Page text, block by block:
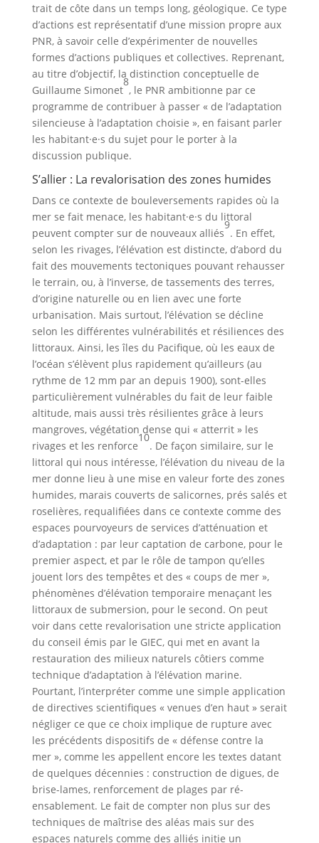
trait de côte dans un temps long, géologique. Ce type
d’actions est représentatif d’une mission propre aux
PNR, à savoir celle d’expérimenter de nouvelles
formes d’actions publiques et collectives. Reprenant,
au titre d’objectif, la distinction conceptuelle de
Guillaume Simonet
8
, le PNR ambitionne par ce
programme de contribuer à passer « de l’adaptation
silencieuse à l’adaptation choisie », en faisant parler
les habitant·e·s du sujet pour le porter à la
discussion publique.
S’allier : La revalorisation des zones humides
Dans ce contexte de bouleversements rapides où la
mer se fait menace, les habitant·e·s du littoral
peuvent compter sur de nouveaux alliés
9
. En effet,
selon les rivages, l’élévation est distincte, d’abord du
fait des mouvements tectoniques pouvant rehausser
le terrain, ou, à l’inverse, de tassements des terres,
d’origine naturelle ou en lien avec une forte
urbanisation. Mais surtout, l’élévation se décline
selon les différentes vulnérabilités et résiliences des
littoraux. Ainsi, les îles du Pacifique, où les eaux de
l’océan s’élèvent plus rapidement qu’ailleurs (au
rythme de 12 mm par an depuis 1900), sont-elles
particulièrement vulnérables du fait de leur faible
altitude, mais aussi très résilientes grâce à leurs
mangroves, végétation dense qui « atterrit » les
rivages et les renforce
10
. De façon similaire, sur le
littoral qui nous intéresse, l’élévation du niveau de la
mer donne lieu à une mise en valeur forte des zones
humides, marais couverts de salicornes, prés salés et
roselières, requalifiées dans ce contexte comme des
espaces pourvoyeurs de services d’atténuation et
d’adaptation : par leur captation de carbone, pour le
premier aspect, et par le rôle de tampon qu’elles
jouent lors des tempêtes et des « coups de mer »,
phénomènes d’élévation temporaire menaçant les
littoraux de submersion, pour le second. On peut
voir dans cette revalorisation une stricte application
du conseil émis par le GIEC, qui met en avant la
restauration des milieux naturels côtiers comme
technique d’adaptation à l’élévation marine.
Pourtant, l’interpréter comme une simple application
de directives scientifiques « venues d’en haut » serait
négliger ce que ce choix implique de rupture avec
les précédents dispositifs de « défense contre la
mer », comme les appellent encore les textes datant
de quelques décennies : construction de digues, de
brise-lames, renforcement de plages par ré-
ensablement. Le fait de compter non plus sur des
techniques de maîtrise des aléas mais sur des
espaces naturels comme des alliés initie un